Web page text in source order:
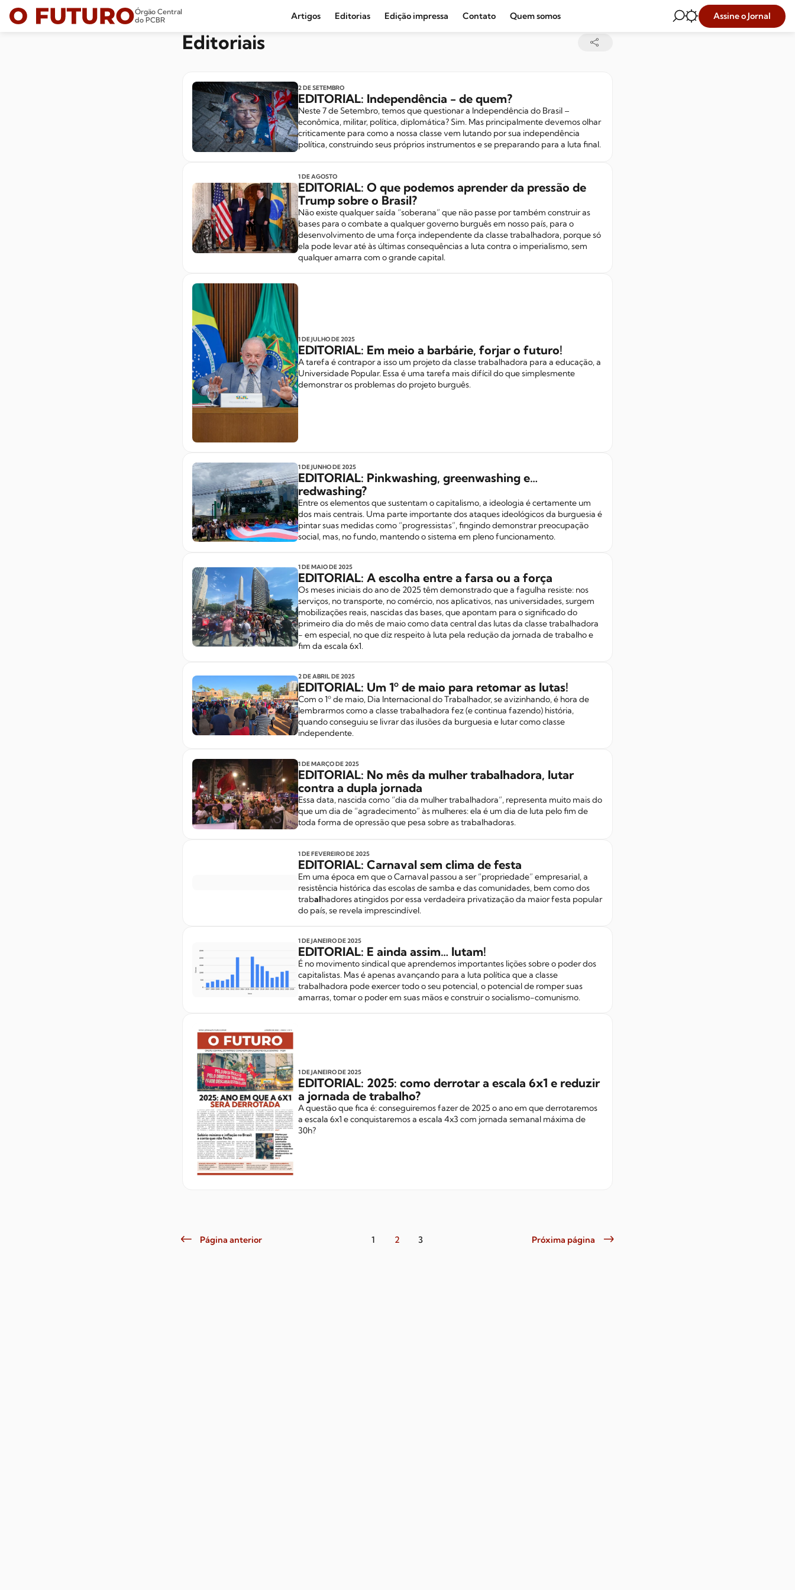
Órgão Central
do PCBR
Artigos Editorias
Cultura e Movimentos Sociais
Economia
Editoriais
Opinião
Política
Segurança Pública
Sindical
Edição impressa Contato Quem somos Assine o Jornal
Editoriais
2 DE SETEMBRO
EDITORIAL: Independência - de quem?
Neste 7 de Setembro, temos que questionar a Independência do Brasil –
econômica, militar, política, diplomática? Sim. Mas principalmente devemos olhar
criticamente para como a nossa classe vem lutando por sua independência
política, construindo seus próprios instrumentos e se preparando para a luta final.
1 DE AGOSTO
EDITORIAL: O que podemos aprender da pressão de
Trump sobre o Brasil?
Não existe qualquer saída “soberana” que não passe por também construir as
bases para o combate a qualquer governo burguês em nosso país, para o
desenvolvimento de uma força independente da classe trabalhadora, porque só
ela pode levar até às últimas consequências a luta contra o imperialismo, sem
qualquer amarra com o grande capital.
1 DE JULHODE 2025
EDITORIAL: Em meio a barbárie, forjar o futuro!
A tarefa é contrapor a isso um projeto da classe trabalhadora para a educação, a
Universidade Popular. Essa é uma tarefa mais difícil do que simplesmente
demonstrar os problemas do projeto burguês.
1 DE JUNHODE 2025
EDITORIAL: Pinkwashing, greenwashing e…
redwashing?
Entre os elementos que sustentam o capitalismo, a ideologia é certamente um
dos mais centrais. Uma parte importante dos ataques ideológicos da burguesia é
pintar suas medidas como “progressistas”, fingindo demonstrar preocupação
social, mas, no fundo, mantendo o sistema em pleno funcionamento.
1 DE MAIODE 2025
EDITORIAL: A escolha entre a farsa ou a força
Os meses iniciais do ano de 2025 têm demonstrado que a fagulha resiste: nos
serviços, no transporte, no comércio, nos aplicativos, nas universidades, surgem
mobilizações reais, nascidas das bases, que apontam para o significado do
primeiro dia do mês de maio como data central das lutas da classe trabalhadora
- em especial, no que diz respeito à luta pela redução da jornada de trabalho e
fim da escala 6x1.
2 DE ABRILDE 2025
EDITORIAL: Um 1º de maio para retomar as lutas!
Com o 1º de maio, Dia Internacional do Trabalhador, se avizinhando, é hora de
lembrarmos como a classe trabalhadora fez (e continua fazendo) história,
quando conseguiu se livrar das ilusões da burguesia e lutar como classe
independente.
1 DE MARÇODE 2025
EDITORIAL: No mês da mulher trabalhadora, lutar
contra a dupla jornada
Essa data, nascida como “dia da mulher trabalhadora”, representa muito mais do
que um dia de “agradecimento” às mulheres: ela é um dia de luta pelo fim de
toda forma de opressão que pesa sobre as trabalhadoras.
1 DE FEVEREIRODE 2025
EDITORIAL: Carnaval sem clima de festa
Em uma época em que o Carnaval passou a ser “propriedade” empresarial, a
resistência histórica das escolas de samba e das comunidades, bem como dos
trabalhadores atingidos por essa verdadeira privatização da maior festa popular
do país, se revela imprescindível.
1 DE JANEIRODE 2025
EDITORIAL: E ainda assim… lutam!
É no movimento sindical que aprendemos importantes lições sobre o poder dos
capitalistas. Mas é apenas avançando para a luta política que a classe
trabalhadora pode exercer todo o seu potencial, o potencial de romper suas
amarras, tomar o poder em suas mãos e construir o socialismo-comunismo.
1 DE JANEIRODE 2025
EDITORIAL: 2025: como derrotar a escala 6x1 e reduzir
a jornada de trabalho?
A questão que fica é: conseguiremos fazer de 2025 o ano em que derrotaremos
a escala 6x1 e conquistaremos a escala 4x3 com jornada semanal máxima de
30h?
Página anterior 1 2 3 Próxima página